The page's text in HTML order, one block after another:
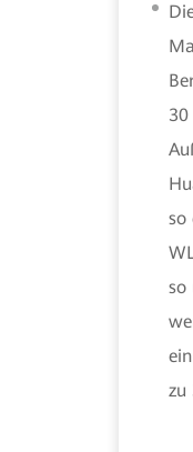
30
so
so
zu